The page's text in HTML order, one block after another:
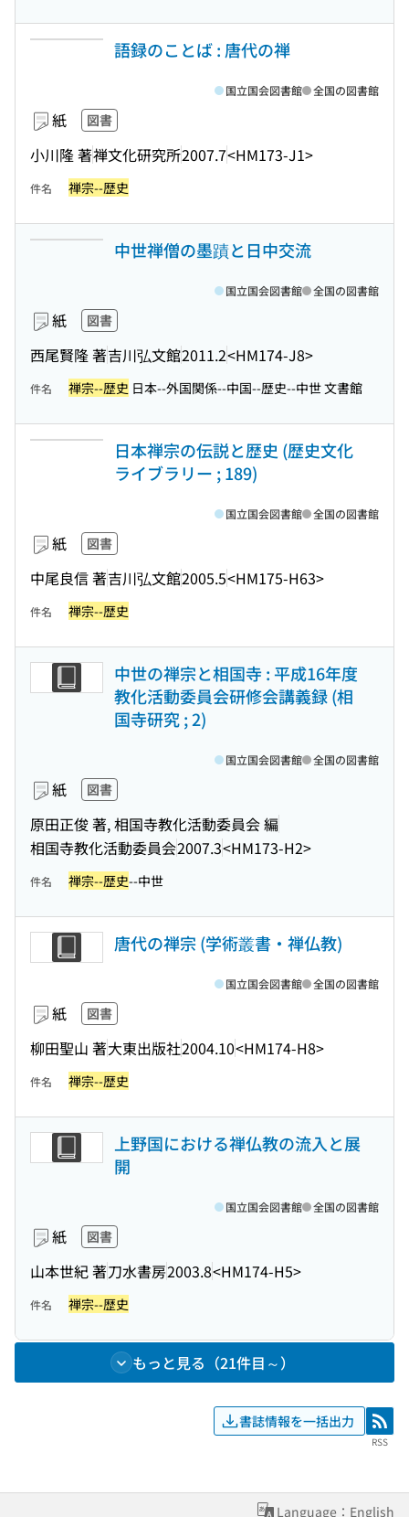
語録のことば : 唐代の禅
紙 図書
小川隆 著禅文化研究所2007.7<HM173-J1>
国立国会図書館 全国の図書館
件名 禅宗--歴史
中世禅僧の墨蹟と日中交流
紙 図書
西尾賢隆 著吉川弘文館2011.2<HM174-J8>
国立国会図書館 全国の図書館
件名 禅宗--歴史 日本--外国関係--中国--歴史--中世 文書館
日本禅宗の伝説と歴史 (歴史文化
ライブラリー ; 189)
紙 図書
中尾良信 著吉川弘文館2005.5<HM175-H63>
国立国会図書館 全国の図書館
件名 禅宗--歴史
中世の禅宗と相国寺 : 平成16年度
教化活動委員会研修会講義録 (相
国寺研究 ; 2)
紙 図書
原田正俊 著, 相国寺教化活動委員会 編
相国寺教化活動委員会2007.3<HM173-H2>
国立国会図書館 全国の図書館
件名 禅宗--歴史--中世
唐代の禅宗 (学術叢書・禅仏教)
紙 図書
柳田聖山 著大東出版社2004.10<HM174-H8>
国立国会図書館 全国の図書館
件名 禅宗--歴史
上野国における禅仏教の流入と展
開
紙 図書
山本世紀 著刀水書房2003.8<HM174-H5>
国立国会図書館 全国の図書館
件名 禅宗--歴史
もっと見る（21件目～）
書誌情報を一括出力 RSS
RSS
Language：English